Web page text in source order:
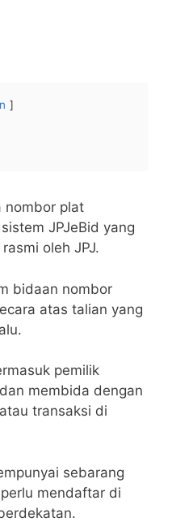
nombor plat
JPJeBid yang
oleh JPJ.
bidaan nombor
atas talian yang
pemilik
membida dengan
transaksi di
sebarang
mendaftar di